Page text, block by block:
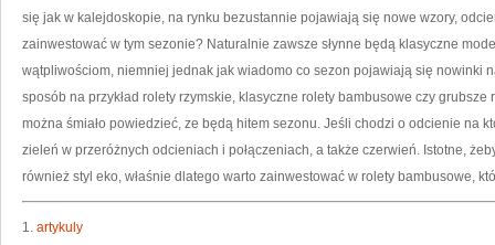
się jak w kalejdoskopie, na rynku bezustannie pojawiają się nowe wzory,
zainwestować w tym sezonie? Naturalnie zawsze słynne będą klasyczne
wątpliwościom, niemniej jednak jak wiadomo co sezon pojawiają się nowinki
sposób na przykład rolety rzymskie, klasyczne rolety bambusowe czy
można śmiało powiedzieć, ze będą hitem sezonu. Jeśli chodzi o odcienie na
zieleń w przeróżnych odcieniach i połączeniach, a także czerwień. Istotne,
również styl eko, właśnie dlatego warto zainwestować w rolety bambusowe,
1. artykuly